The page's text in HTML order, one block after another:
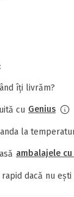
îți livrăm?
cu Genius
la
ambalajele
rapid dacă nu